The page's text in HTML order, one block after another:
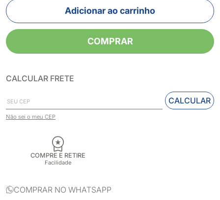
Adicionar ao carrinho
COMPRAR
CALCULAR FRETE
CALCULAR
Não sei o meu CEP
COMPRE E RETIRE
Facilidade
COMPRAR NO WHATSAPP